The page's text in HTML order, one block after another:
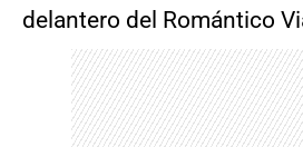
delantero del Romántico